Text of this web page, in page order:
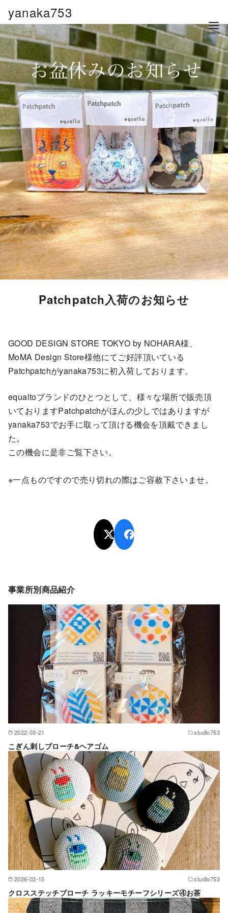
テ
ン
ツ
へ
動
yanaka753
Patchpatch入荷のお知らせ
GOOD DESIGN STORE TOKYO by NOHARA様、
MoMA Design Store様他にてご好評頂いている
Patchpatchがyanaka753に初入荷しております。
equaltoブランドのひとつとして、様々な場所で販売頂
いておりますPatchpatchがほんの少しではありますが
yanaka753でお手に取って頂ける機会を頂戴できまし
た。
この機会に是非ご覧下さい。
※一点ものですので売り切れの際はご容赦下さいませ。
事業所別商品紹介
2022-03-21 studio753
こぎん刺しブローチ&ヘアゴム
2026-02-15 studio753
クロスステッチブローチ ラッキーモチーフシリーズ④お茶